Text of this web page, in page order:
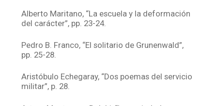
Alberto Maritano, “La escuela y la deformación
del carácter”, pp. 23-24.
Pedro B. Franco, “El solitario de Grunenwald”,
pp. 25-28.
Aristóbulo Echegaray, “Dos poemas del servicio
militar”, p. 28.